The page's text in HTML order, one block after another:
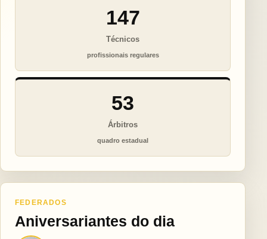
147
Técnicos
profissionais regulares
53
Árbitros
quadro estadual
FEDERADOS
Aniversariantes do dia